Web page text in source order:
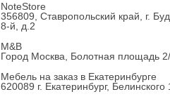
NoteStore
356809, Ставропольский край, г.
8-й, д.2
М&В
Город Москва, Болотная площадь
Мебель на заказ в Екатеринбурге
620089 г. Екатеринбург, Белинского